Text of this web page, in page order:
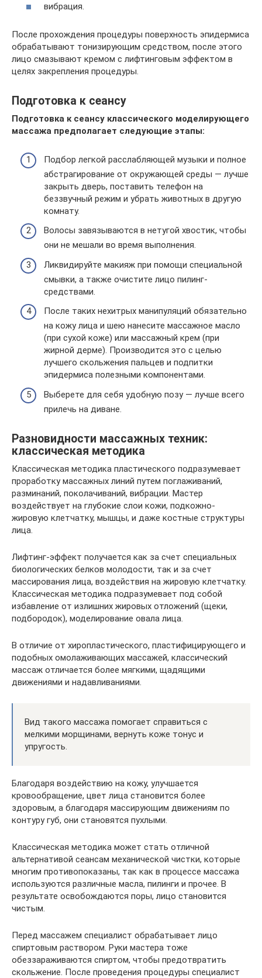
вибрация.
После прохождения процедуры поверхность эпидермиса
обрабатывают тонизирующим средством, после этого
лицо смазывают кремом с лифтинговым эффектом в
целях закрепления процедуры.
Подготовка к сеансу
Подготовка к сеансу классического моделирующего
массажа предполагает следующие этапы:
Подбор легкой расслабляющей музыки и полное
абстрагирование от окружающей среды — лучше
закрыть дверь, поставить телефон на
беззвучный режим и убрать животных в другую
комнату.
Волосы завязываются в нетугой хвостик, чтобы
они не мешали во время выполнения.
Ликвидируйте макияж при помощи специальной
смывки, а также очистите лицо пилинг-
средствами.
После таких нехитрых манипуляций обязательно
на кожу лица и шею нанесите массажное масло
(при сухой коже) или массажный крем (при
жирной дерме). Производится это с целью
лучшего скольжения пальцев и подпитки
эпидермиса полезными компонентами.
Выберете для себя удобную позу — лучше всего
прилечь на диване.
Разновидности массажных техник:
классическая методика
Классическая методика пластического подразумевает
проработку массажных линий путем поглаживаний,
разминаний, поколачиваний, вибрации. Мастер
воздействует на глубокие слои кожи, подкожно-
жировую клетчатку, мышцы, и даже костные структуры
лица.
Лифтинг-эффект получается как за счет специальных
биологических белков молодости, так и за счет
массирования лица, воздействия на жировую клетчатку.
Классическая методика подразумевает под собой
избавление от излишних жировых отложений (щеки,
подбородок), моделирование овала лица.
В отличие от хиропластического, пластифицирующего и
подобных омолаживающих массажей, классический
массаж отличается более мягкими, щадящими
движениями и надавливаниями.
Вид такого массажа помогает справиться с
мелкими морщинами, вернуть коже тонус и
упругость.
Благодаря воздействию на кожу, улучшается
кровообращение, цвет лица становится более
здоровым, а благодаря массирующим движениям по
контуру губ, они становятся пухлыми.
Классическая методика может стать отличной
альтернативой сеансам механической чистки, которые
многим противопоказаны, так как в процессе массажа
используются различные масла, пилинги и прочее. В
результате освобождаются поры, лицо становится
чистым.
Перед массажем специалист обрабатывает лицо
спиртовым раствором. Руки мастера тоже
обеззараживаются спиртом, чтобы предотвратить
скольжение. После проведения процедуры специалист